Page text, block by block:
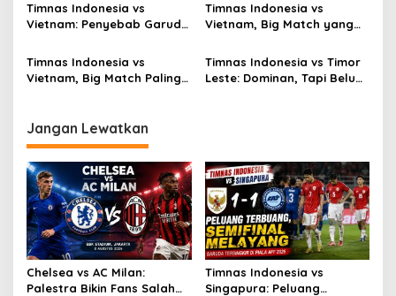
Timnas Indonesia vs
Vietnam: Penyebab Garuda
Timnas Indonesia vs
Vietnam, Big Match yang
Timnas Indonesia vs
Vietnam, Big Match Paling
Timnas Indonesia vs Timor
Leste: Dominan, Tapi Belum
Jangan Lewatkan
Chelsea vs AC Milan:
Palestra Bikin Fans Salah
Timnas Indonesia vs
Singapura: Peluang